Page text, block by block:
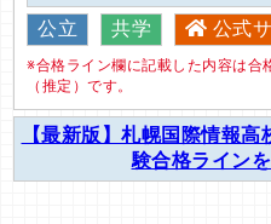
公立
共学 公式
※合格ライン欄に記載した内容は合
（推定）です。
【最新版】札幌国際情報
験合格ライン